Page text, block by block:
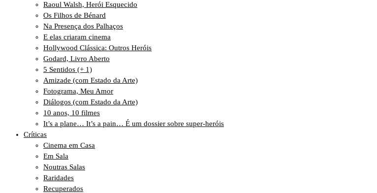
Raoul Walsh, Herói Esquecido
Os Filhos de Bénard
Na Presença dos Palhaços
E elas criaram cinema
Hollywood Clássica: Outros Heróis
Godard, Livro Aberto
5 Sentidos (+ 1)
Amizade (com Estado da Arte)
Fotograma, Meu Amor
Diálogos (com Estado da Arte)
10 anos, 10 filmes
It’s a plane… It’s a pain… É um dossier sobre super-heróis
Críticas
Cinema em Casa
Em Sala
Noutras Salas
Raridades
Recuperados